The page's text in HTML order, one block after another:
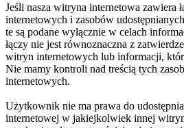
Jeśli nasza witryna internetowa zawiera
internetowych i zasobów
te są podane wyłącznie w celach
łączy nie jest równoznaczna z
witryn internetowych lub informacji,
Nie mamy kontroli nad treścią tych
internetowych.
Użytkownik nie ma prawa do
internetowej w jakiejkolwiek innej